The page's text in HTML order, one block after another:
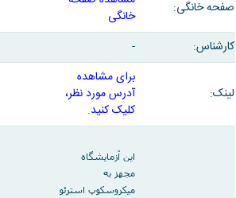
معاونت
تحصیلات
فرم
ها
آئین
فیزیک
ریاضی
آمار
نوین
صفحه خانگی:
خانگی
کارشناس:
-
لینک:
برای مشاهده
آدرس مورد نظر،
کلیک کنید.
این آزمایشگاه
مجهز به
میکروسکوپ استرئو